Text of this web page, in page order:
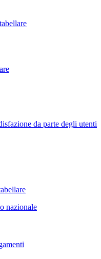
da parte degli utenti
nazionale